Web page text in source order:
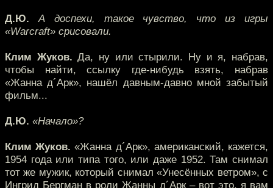
Д.Ю. А доспехи, такое чувство, что из игры
«Warcraft» срисовали.
Клим Жуков. Да, ну или стырили. Ну и я, набрав,
чтобы найти, ссылку где-нибудь взять, набрав
«Жанна д´Арк», нашёл давным-давно мной забытый
фильм...
Д.Ю. «Начало»?
Клим Жуков. «Жанна д´Арк», американский, кажется,
1954 года или типа того, или даже 1952. Там снимал
тот же мужик, который снимал «Унесённых ветром», с
Ингрид Бергман в роли Жанны д´Арк – вот это, я вам